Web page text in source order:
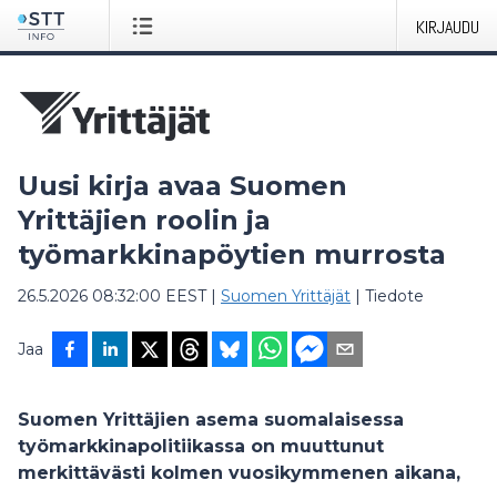
KIRJAUDU
Uusi kirja avaa Suomen
Yrittäjien roolin ja
työmarkkinapöytien murrosta
26.5.2026 08:32:00 EEST| Suomen Yrittäjät | Tiedote
Jaa
Suomen Yrittäjien asema suomalaisessa
työmarkkinapolitiikassa on muuttunut
merkittävästi kolmen vuosikymmenen aikana,